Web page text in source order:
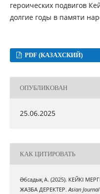
героических подвигов
долгие годы в памяти
PDF (КАЗАХСКИЙ)
ОПУБЛИКОВАН
25.06.2025
КАК ЦИТИРОВАТЬ
Əбсадық А. (2025). КЕЙКІ
ЖАЗБА ДЕРЕКТЕР.Asian